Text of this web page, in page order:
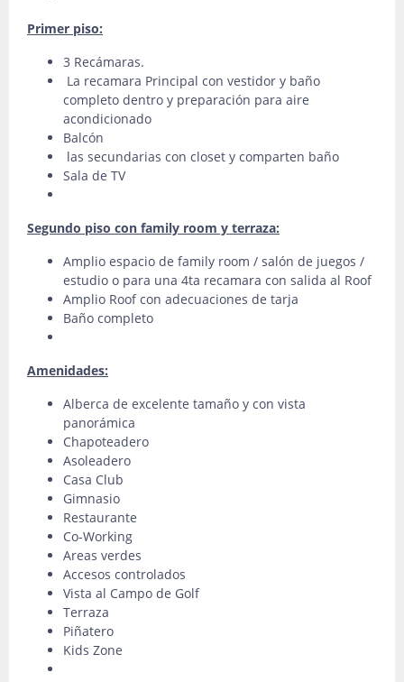
Primer piso:
3 Recámaras.
La recamara Principal con vestidor y baño
completo dentro y preparación para aire
acondicionado
Balcón
las secundarias con closet y comparten baño
Sala de TV
Segundo piso con family room y terraza:
Amplio espacio de family room / salón de juegos /
estudio o para una 4ta recamara con salida al Roof
Amplio Roof con adecuaciones de tarja
Baño completo
Amenidades:
Alberca de excelente tamaño y con vista
panorámica
Chapoteadero
Asoleadero
Casa Club
Gimnasio
Restaurante
Co-Working
Areas verdes
Accesos controlados
Vista al Campo de Golf
Terraza
Piñatero
Kids Zone